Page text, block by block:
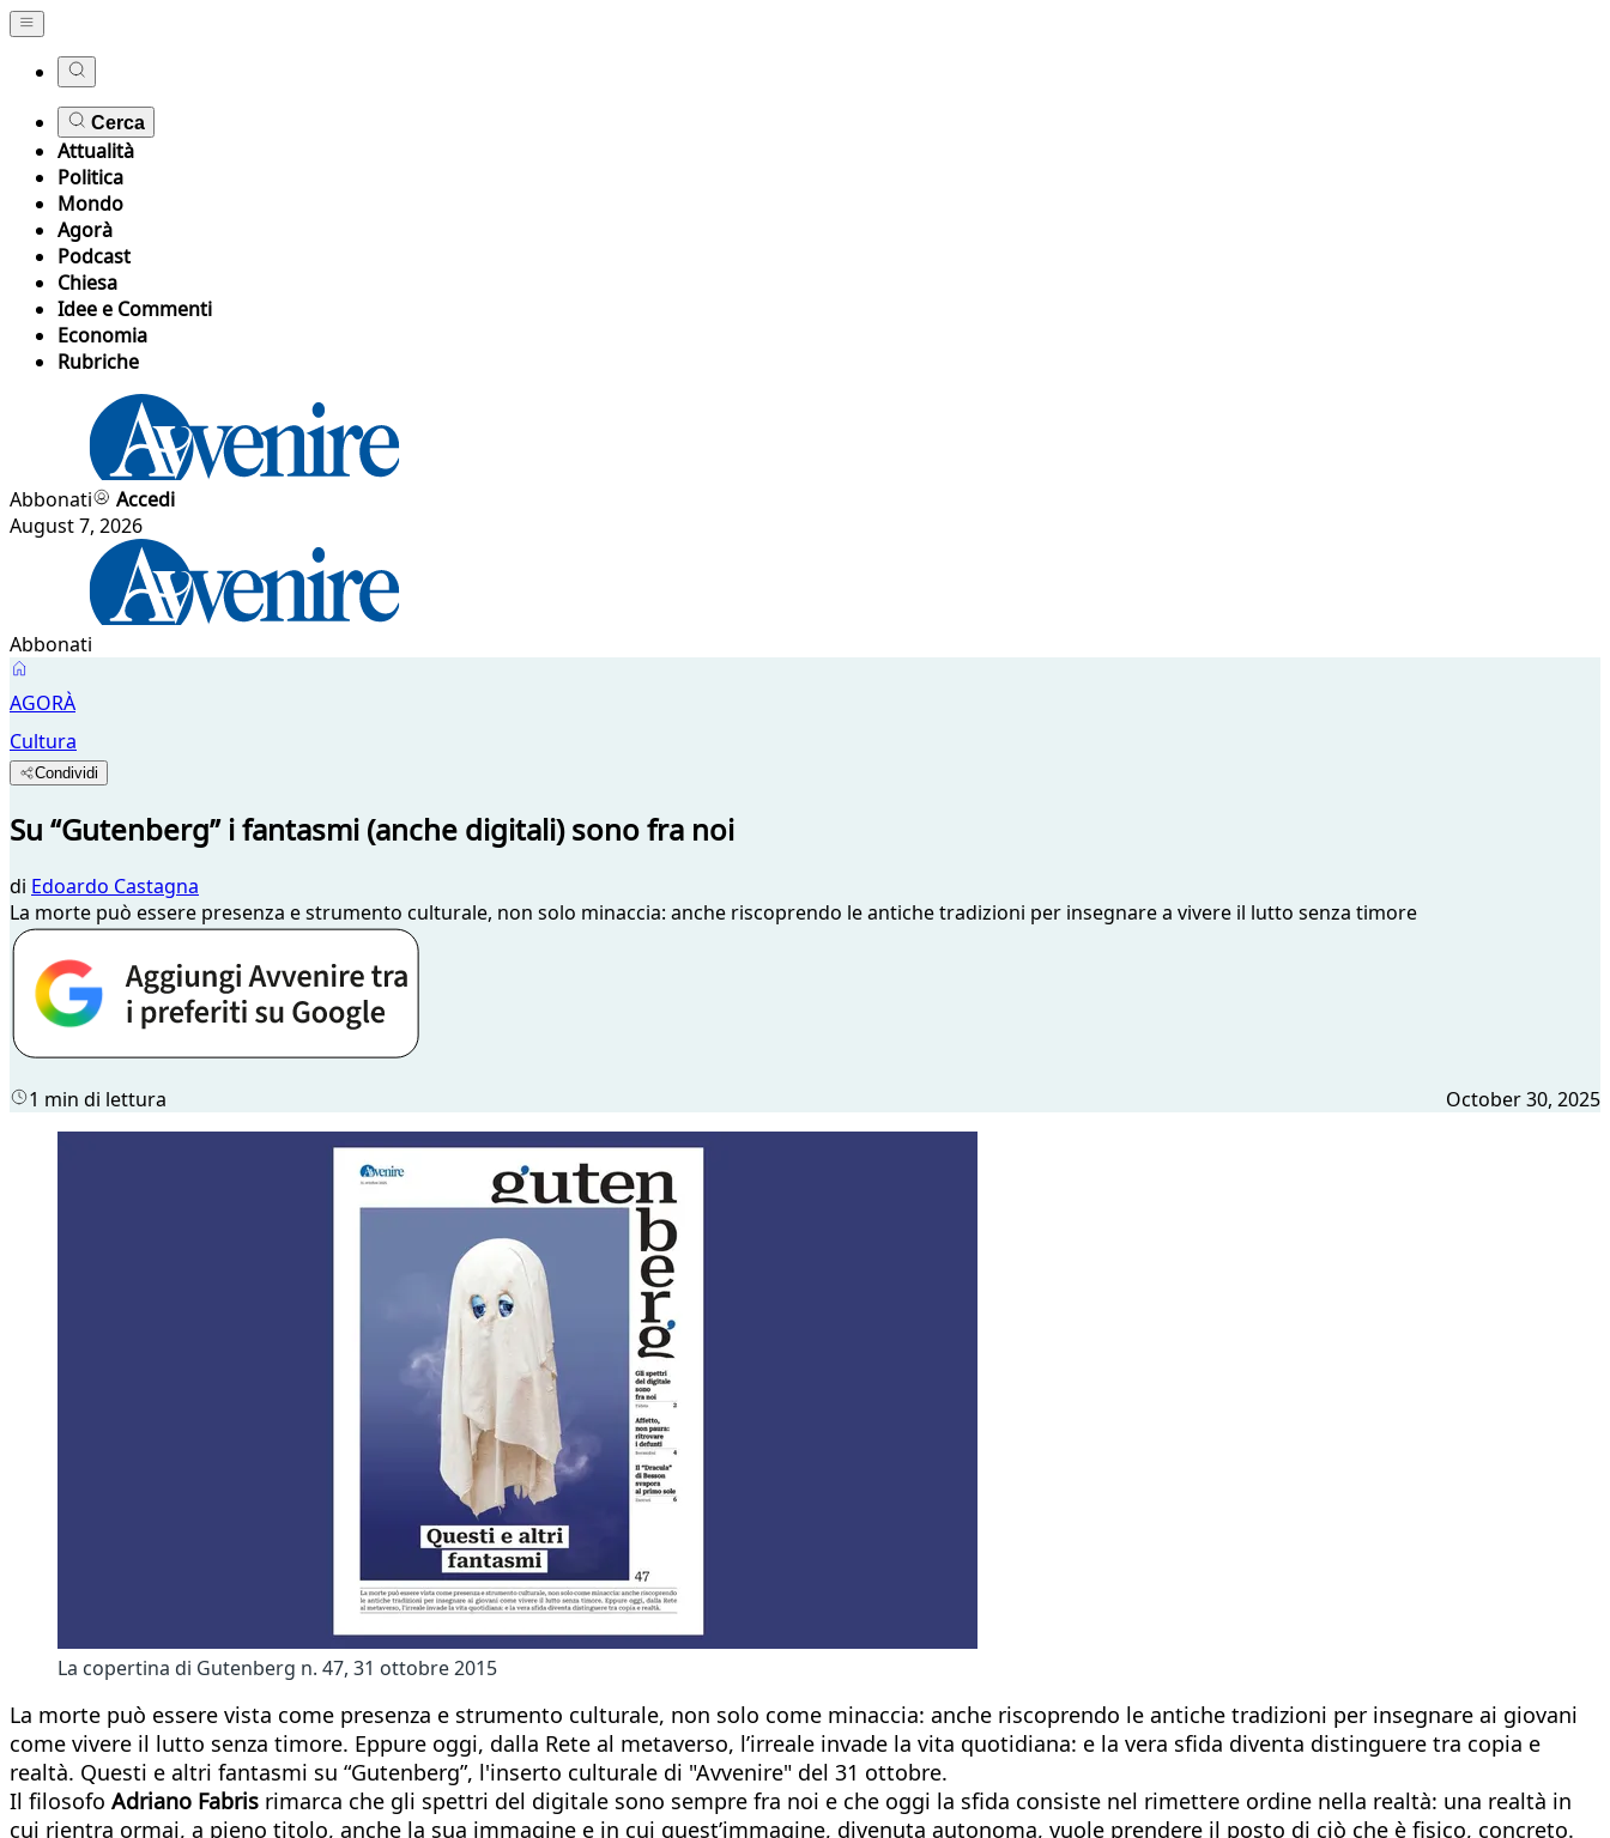
Cerca
Attualità
Politica
Mondo
Agorà
Podcast
Chiesa
Idee e Commenti
Economia
Rubriche
Abbonati
Accedi
August 7, 2026
Abbonati
AGORÀ
Cultura
Condividi
Su “Gutenberg” i fantasmi (anche digitali) sono fra noi
di Edoardo Castagna
La morte può essere presenza e strumento culturale, non solo minaccia: anche riscoprendo le antiche tradizioni per insegnare a vivere il lutto senza timore
1 min di lettura October 30, 2025
La copertina di Gutenberg n. 47, 31 ottobre 2015
La morte può essere vista come presenza e strumento culturale, non solo come minaccia: anche riscoprendo le antiche tradizioni per insegnare ai giovani
come vivere il lutto senza timore. Eppure oggi, dalla Rete al metaverso, l’irreale invade la vita quotidiana: e la vera sfida diventa distinguere tra copia e
realtà. Questi e altri fantasmi su “Gutenberg”, l'inserto culturale di "Avvenire" del 31 ottobre.
Il filosofo Adriano Fabris rimarca che gli spettri del digitale sono sempre fra noi e che oggi la sfida consiste nel rimettere ordine nella realtà: una realtà in
cui rientra ormai, a pieno titolo, anche la sua immagine e in cui quest’immagine, divenuta autonoma, vuole prendere il posto di ciò che è fisico, concreto.